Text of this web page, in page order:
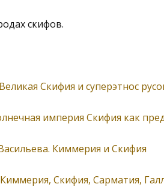
скифов.
Скифия и суперэтнос
империя Скифия как
Киммерия и Скифия
Скифия, Сарматия,